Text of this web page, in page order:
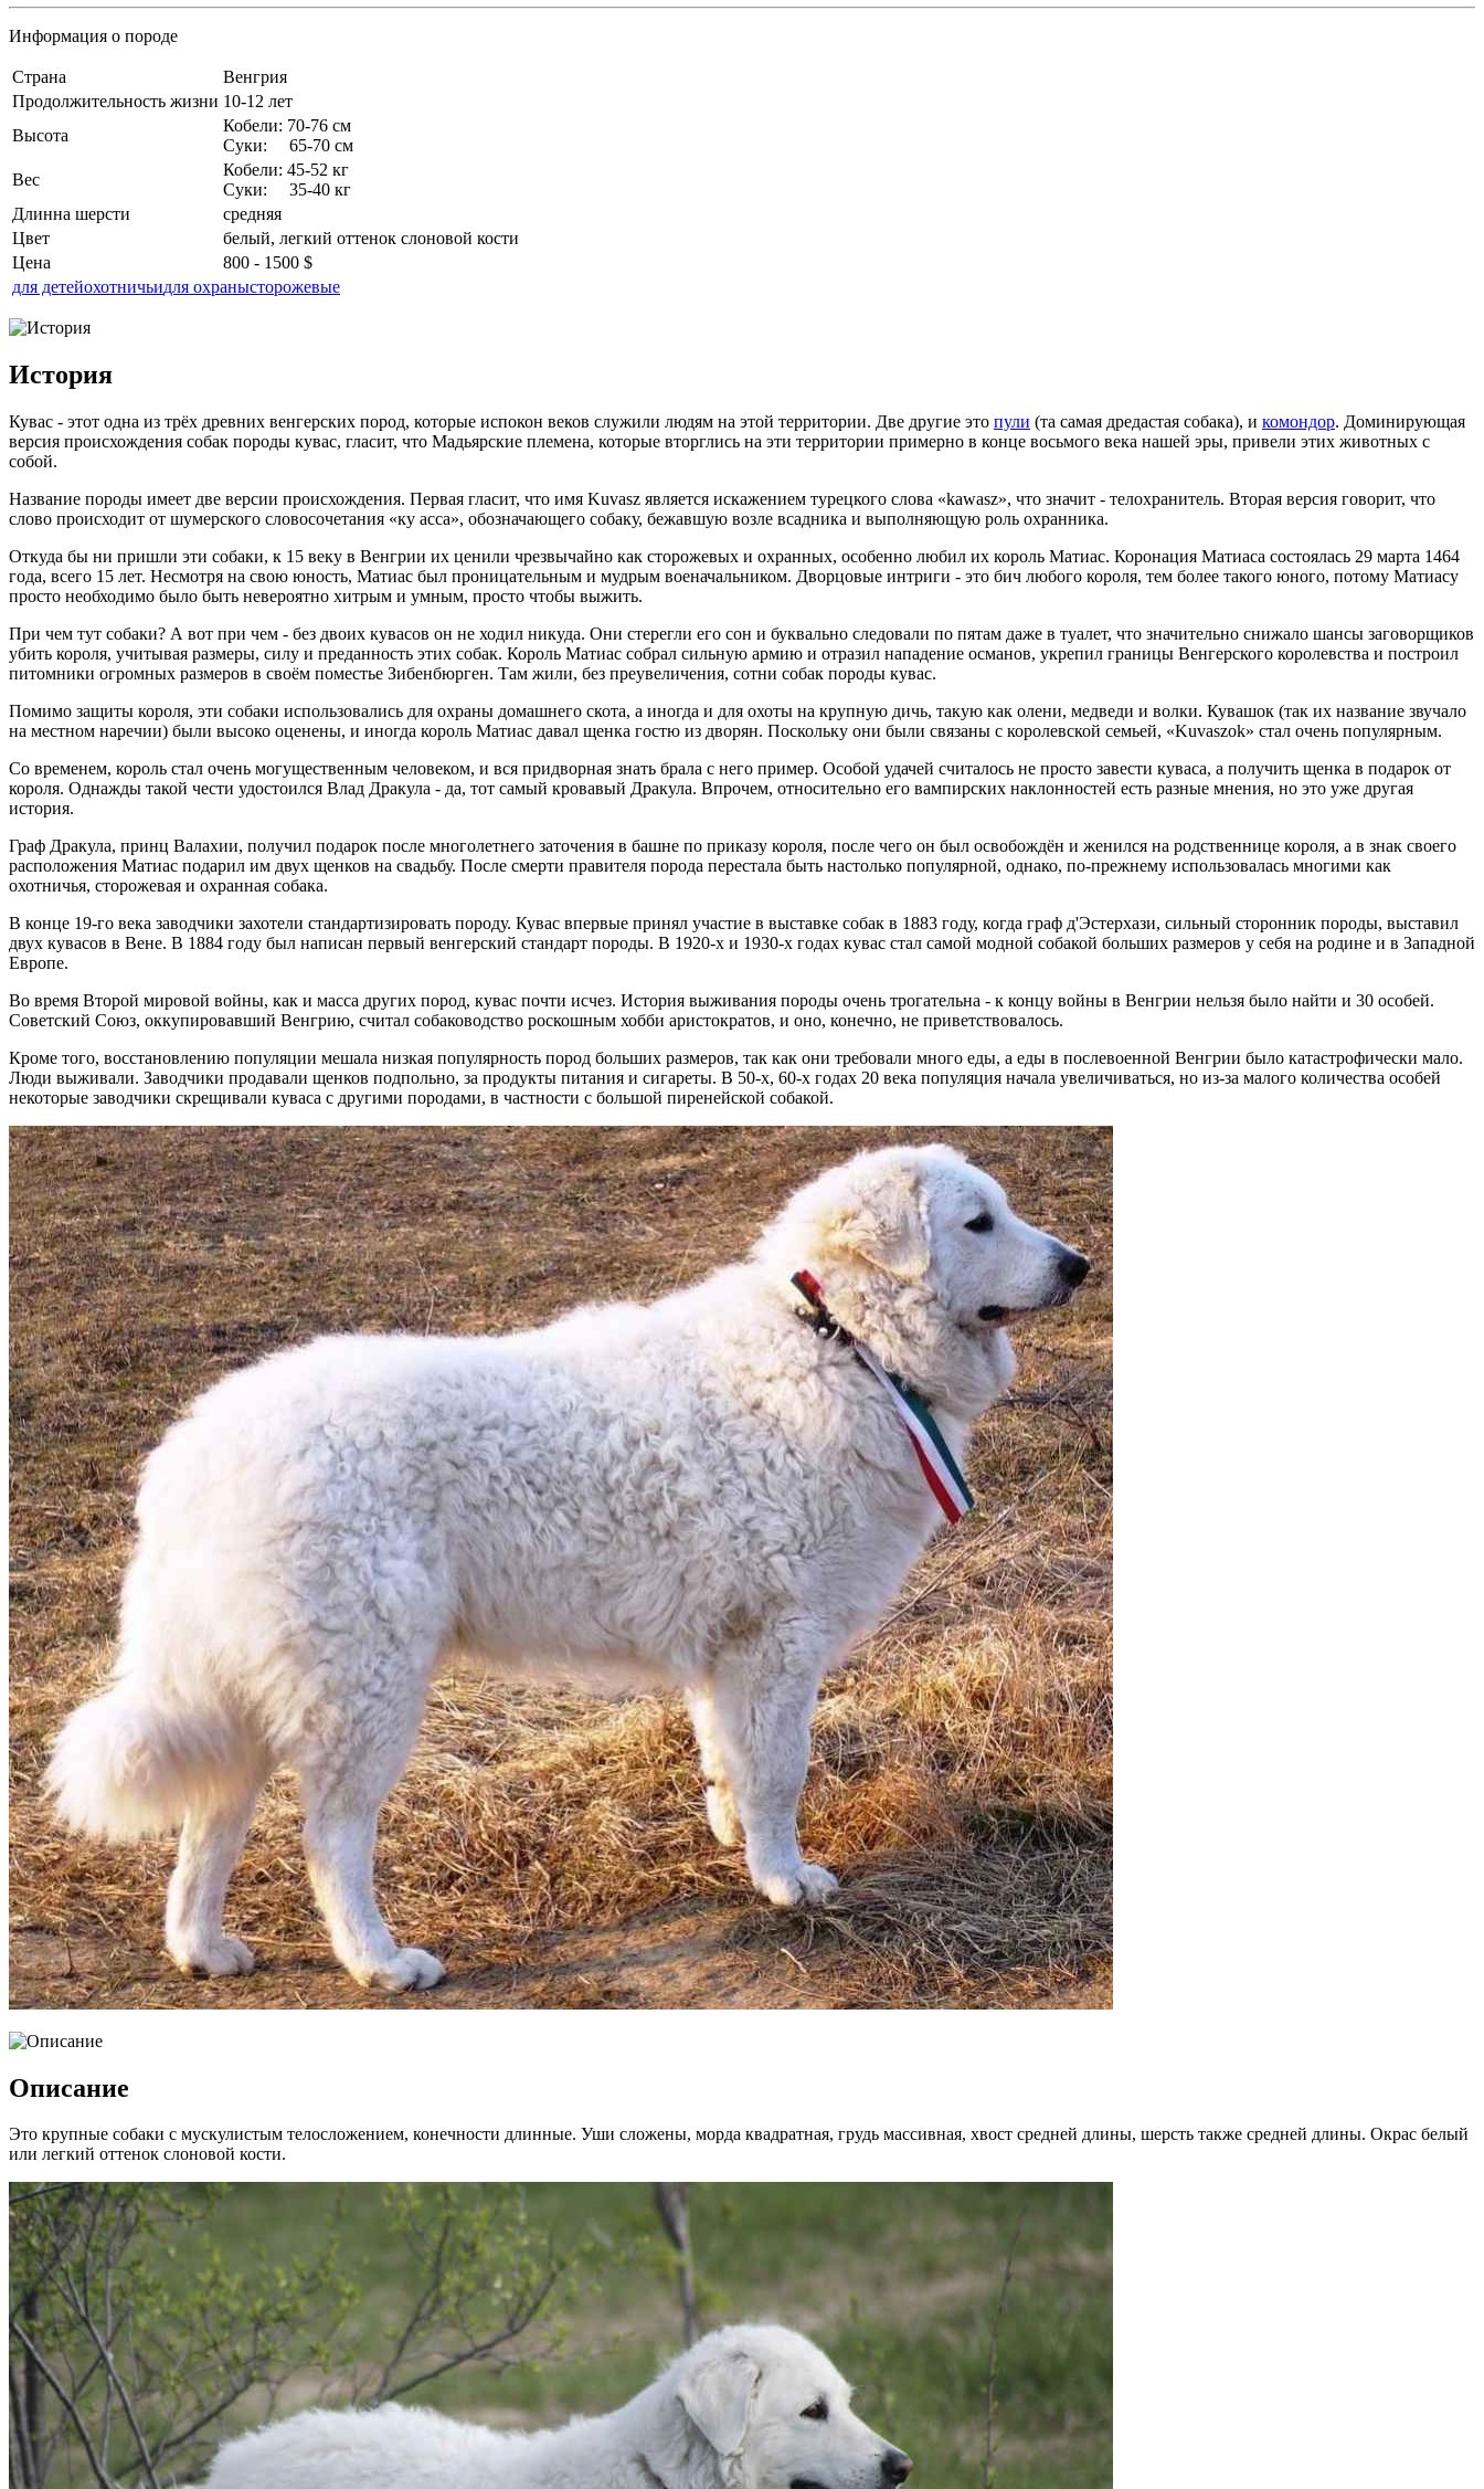
Информация о породе
Страна
Венгрия
Продолжительность жизни 10-12 лет
Высота
Кобели: 70-76 см
Суки: 65-70 см
Вес
Кобели: 45-52 кг
Суки: 35-40 кг
Длинна шерсти
средняя
Цвет
белый, легкий оттенок слоновой кости
Цена
800 - 1500 $
для детейохотничьидля охранысторожевые
История
Кувас - этот одна из трёх древних венгерских пород, которые испокон веков служили людям на этой территории. Две другие это пули (та самая дредастая собака), и комондор. Доминирующая
версия происхождения собак породы кувас, гласит, что Мадьярские племена, которые вторглись на эти территории примерно в конце восьмого века нашей эры, привели этих животных с
собой.
Название породы имеет две версии происхождения. Первая гласит, что имя Kuvasz является искажением турецкого слова «kawasz», что значит - телохранитель. Вторая версия говорит, что
слово происходит от шумерского словосочетания «ку асса», обозначающего собаку, бежавшую возле всадника и выполняющую роль охранника.
Откуда бы ни пришли эти собаки, к 15 веку в Венгрии их ценили чрезвычайно как сторожевых и охранных, особенно любил их король Матиас. Коронация Матиаса состоялась 29 марта 1464
года, всего 15 лет. Несмотря на свою юность, Матиас был проницательным и мудрым военачальником. Дворцовые интриги - это бич любого короля, тем более такого юного, потому Матиасу
просто необходимо было быть невероятно хитрым и умным, просто чтобы выжить.
При чем тут собаки? А вот при чем - без двоих кувасов он не ходил никуда. Они стерегли его сон и буквально следовали по пятам даже в туалет, что значительно снижало шансы заговорщиков
убить короля, учитывая размеры, силу и преданность этих собак. Король Матиас собрал сильную армию и отразил нападение османов, укрепил границы Венгерского королевства и построил
питомники огромных размеров в своём поместье Зибенбюрген. Там жили, без преувеличения, сотни собак породы кувас.
Помимо защиты короля, эти собаки использовались для охраны домашнего скота, а иногда и для охоты на крупную дичь, такую как олени, медведи и волки. Кувашок (так их название звучало
на местном наречии) были высоко оценены, и иногда король Матиас давал щенка гостю из дворян. Поскольку они были связаны с королевской семьей, «Kuvaszok» стал очень популярным.
Со временем, король стал очень могущественным человеком, и вся придворная знать брала с него пример. Особой удачей считалось не просто завести куваса, а получить щенка в подарок от
короля. Однажды такой чести удостоился Влад Дракула - да, тот самый кровавый Дракула. Впрочем, относительно его вампирских наклонностей есть разные мнения, но это уже другая
история.
Граф Дракула, принц Валахии, получил подарок после многолетнего заточения в башне по приказу короля, после чего он был освобождён и женился на родственнице короля, а в знак своего
расположения Матиас подарил им двух щенков на свадьбу. После смерти правителя порода перестала быть настолько популярной, однако, по-прежнему использовалась многими как
охотничья, сторожевая и охранная собака.
В конце 19-го века заводчики захотели стандартизировать породу. Кувас впервые принял участие в выставке собак в 1883 году, когда граф д'Эстерхази, сильный сторонник породы, выставил
двух кувасов в Вене. В 1884 году был написан первый венгерский стандарт породы. В 1920-х и 1930-х годах кувас стал самой модной собакой больших размеров у себя на родине и в Западной
Европе.
Во время Второй мировой войны, как и масса других пород, кувас почти исчез. История выживания породы очень трогательна - к концу войны в Венгрии нельзя было найти и 30 особей.
Советский Союз, оккупировавший Венгрию, считал собаководство роскошным хобби аристократов, и оно, конечно, не приветствовалось.
Кроме того, восстановлению популяции мешала низкая популярность пород больших размеров, так как они требовали много еды, а еды в послевоенной Венгрии было катастрофически мало.
Люди выживали. Заводчики продавали щенков подпольно, за продукты питания и сигареты. В 50-х, 60-х годах 20 века популяция начала увеличиваться, но из-за малого количества особей
некоторые заводчики скрещивали куваса с другими породами, в частности с большой пиренейской собакой.
Описание
Это крупные собаки с мускулистым телосложением, конечности длинные. Уши сложены, морда квадратная, грудь массивная, хвост средней длины, шерсть также средней длины. Окрас белый
или легкий оттенок слоновой кости.